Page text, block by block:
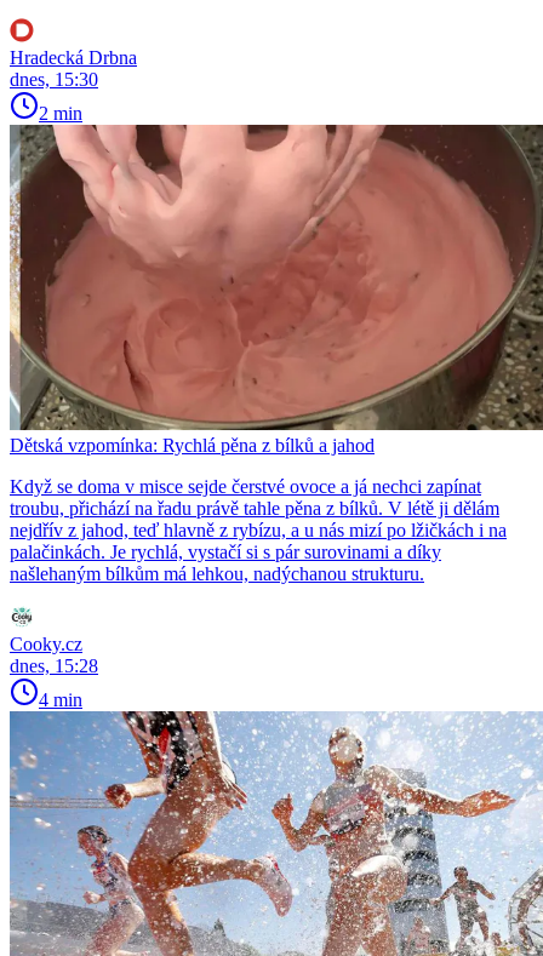
Hradecká Drbna
dnes, 15:30
2 min
Dětská vzpomínka: Rychlá pěna z bílků a jahod
Když se doma v misce sejde čerstvé ovoce a já nechci zapínat
troubu, přichází na řadu právě tahle pěna z bílků. V létě ji dělám
nejdřív z jahod, teď hlavně z rybízu, a u nás mizí po lžičkách i na
palačinkách. Je rychlá, vystačí si s pár surovinami a díky
našlehaným bílkům má lehkou, nadýchanou strukturu.
Cooky.cz
dnes, 15:28
4 min